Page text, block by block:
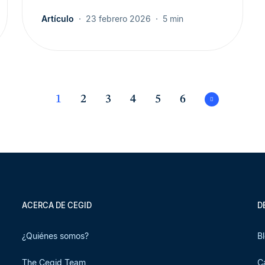
Artículo 23 febrero 2026 5 min
1 2 3 4 5 6
ACERCA DE CEGID
¿Quiénes somos?
The Cegid Team